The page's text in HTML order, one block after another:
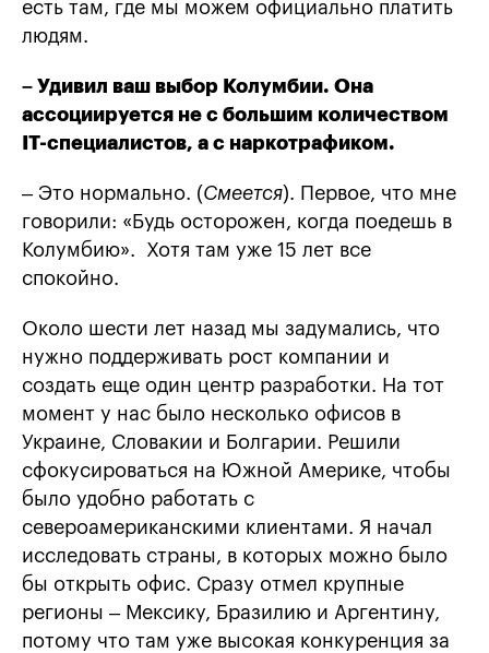
есть там, где мы можем официально платить
людям.
– Удивил ваш выбор Колумбии. Она
ассоциируется не с большим количеством
IT-специалистов, а с наркотрафиком.
– Это нормально. (Смеется). Первое, что мне
говорили: «Будь осторожен, когда поедешь в
Колумбию». Хотя там уже 15 лет все
спокойно.
Около шести лет назад мы задумались, что
нужно поддерживать рост компании и
создать еще один центр разработки. На тот
момент у нас было несколько офисов в
Украине, Словакии и Болгарии. Решили
сфокусироваться на Южной Америке, чтобы
было удобно работать с
североамериканскими клиентами. Я начал
исследовать страны, в которых можно было
бы открыть офис. Сразу отмел крупные
регионы – Мексику, Бразилию и Аргентину,
потому что там уже высокая конкуренция за